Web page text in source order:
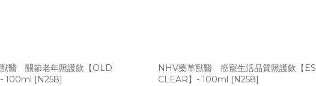
醫 關節老年照護飲【OLD
100ml [N258]
NHV藥草獸醫 癌寵生活品質照護飲【ES
CLEAR】- 100ml [N258]